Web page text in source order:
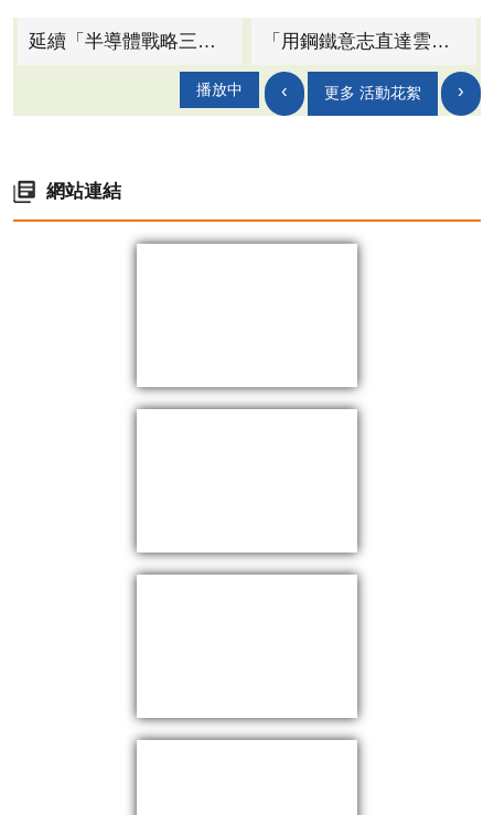
延續「半導體戰略三角」成果 高市府率團赴九州招商 助餐飲商服搶灘日本商機 「用鋼鐵意志直達雲端的夢想」 高雄攜手法國共創智慧城市新未來
播放中 ‹ 更多 活動花絮 ›
網站連結